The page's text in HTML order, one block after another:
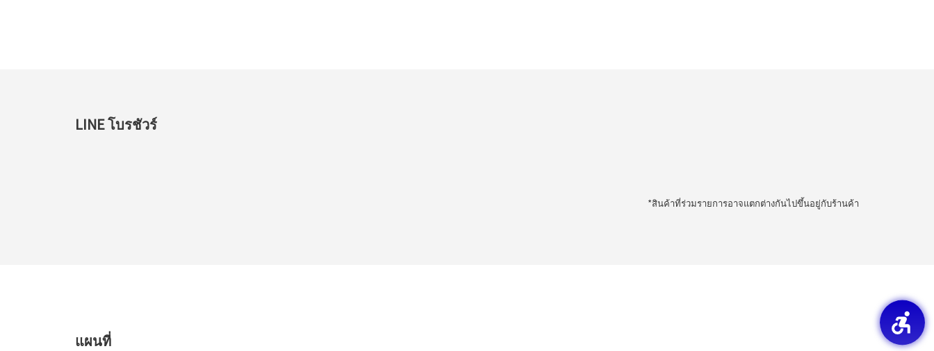
LINE โบรชัวร์
*สินค้าที่ร่วมรายการอาจแตกต่างกันไปขึ้นอยู่กับร้านค้า
แผนที่